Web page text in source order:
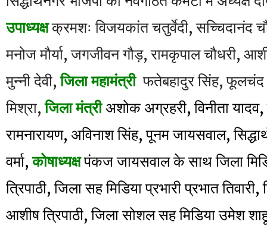
उपाध्यक्षक्रमशः विजयकांत चतुर्वेदी, सच्चिदानंद
मनोज मौर्या, जगजीवन गौड़, रामकृपाल चौधरी,
मुन्नी देवी,जिलामहामंत्रीफतेबहादुर सिंह, फूलचंद
मिश्रा,जिला मंत्रीअशोक अग्रहरी, विनीता यादव,
रामनारायण, अविनाश सिंह, पूनम जायसवाल,
वर्मा,कोषाध्यक्षपंकज जायसवाल के साथ जिला
त्रिपाठी, जिला सह मिडिया प्रभारी प्रभात
आशीष त्रिपाठी, जिला सोशल सह मिडिया उमेश